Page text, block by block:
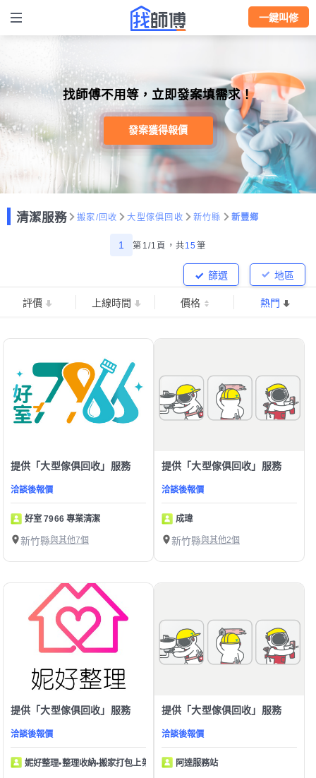
一鍵叫修
找師傅不用等，立即發案填需求！
發案獲得報價
清潔服務 搬家/回收 大型傢俱回收 新竹縣 新豐鄉
1 第1/1頁， 共15 筆
地區
篩選
評價 上線時間 價格 熱門
提供「大型傢俱回收」服務
洽談後報價
好室 7966 專業清潔
新竹縣與其他7個
提供「大型傢俱回收」服務
洽談後報價
成瑋
新竹縣與其他2個
提供「大型傢俱回收」服務
洽談後報價
妮好整理•整理收納•搬家打包上架
提供「大型傢俱回收」服務
洽談後報價
阿達服務站